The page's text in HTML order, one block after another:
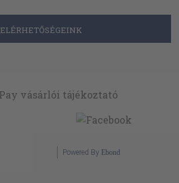
ELÉRHETŐSÉGEINK
Powered By Ebond